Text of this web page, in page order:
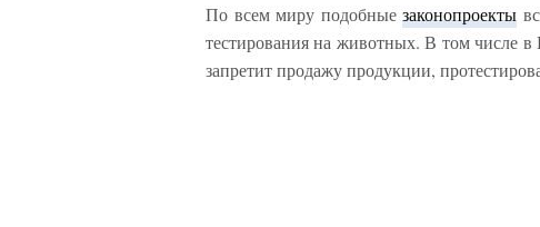
По всем миру подобные законопроекты
тестирования на животных. В том числе в
запретит продажу продукции,